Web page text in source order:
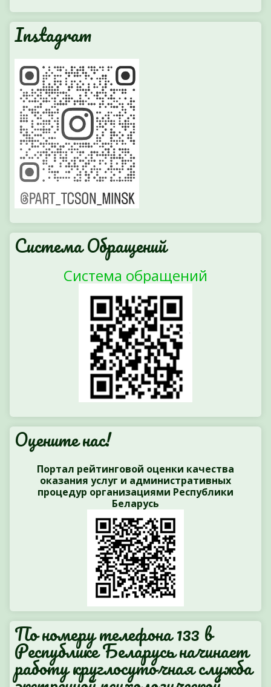
Instagram
Система Обращений
Система обращений
Оцените нас!
Портал рейтинговой оценки качества
оказания услуг и административных
процедур организациями Республики
Беларусь
По номеру телефона 133 в
Республике Беларусь начинает
работу круглосуточная служба